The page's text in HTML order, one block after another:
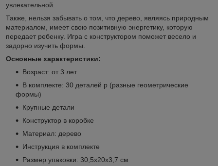
увлекательной.
Также, нельзя забывать о том, что дерево, являясь природным
материалом, имеет свою позитивную энергетику, которую
передает ребенку. Игра с конструктором поможет весело и
задорно изучить формы.
Основные характеристики:
Возраст: от 3 лет
В комплекте: 30 деталей р (разные геометрические
формы)
Крупные детали
Конструктор в коробке
Материал: дерево
Инструкция в комплекте
Размер упаковки: 30,5x20x3,7 см